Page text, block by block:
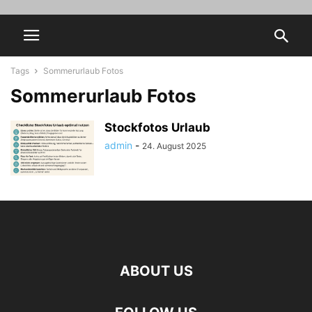
Tags Sommerurlaub Fotos
Sommerurlaub Fotos
Stockfotos Urlaub
admin - 24. August 2025
ABOUT US